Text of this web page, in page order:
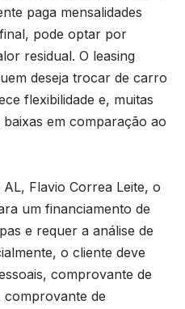
paga mensalidades
pode optar por
residual. O leasing
deseja trocar de carro
flexibilidade e, muitas
em comparação ao
Flavio Correa Leite, o
um financiamento de
e requer a análise de
o cliente deve
comprovante de
comprovante de